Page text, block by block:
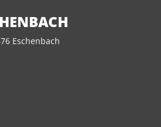
Eschenbach